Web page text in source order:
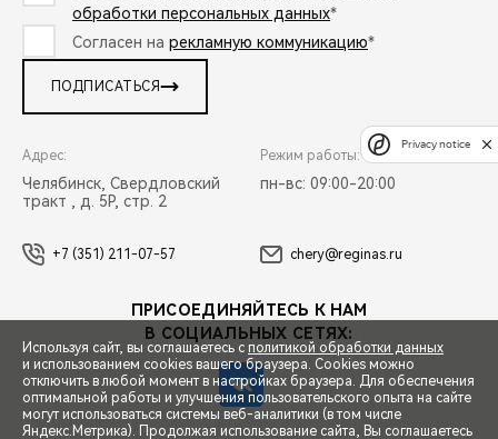
СПЕЦПРЕДЛОЖЕНИЯ
обработки персональных данных*
Согласен на рекламную коммуникацию*
ПОДПИСАТЬСЯ
Адрес:
Челябинск, Свердловский
тракт , д. 5Р, стр. 2
Режим работы:
пн-вс: 09:00-20:00
+7 (351) 211-07-57 chery@reginas.ru
ПРИСОЕДИНЯЙТЕСЬ К НАМ
В СОЦИАЛЬНЫХ СЕТЯХ:
Используя сайт, вы соглашаетесь с политикой обработки данных
и использованием cookies вашего браузера. Cookies можно
отключить в любой момент в настройках браузера. Для обеспечения
оптимальной работы и улучшения пользовательского опыта на сайте
могут использоваться системы веб-аналитики (в том числе
Яндекс.Метрика). Продолжая использование сайта, Вы соглашаетесь
Privacy notice